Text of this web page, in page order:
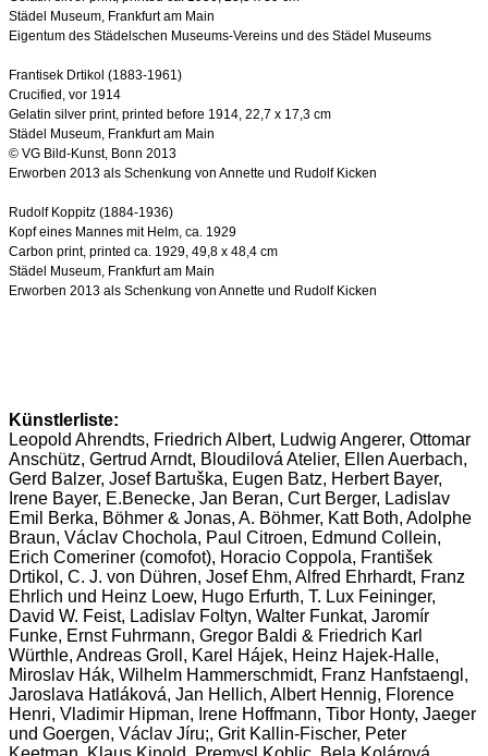
Städel Museum, Frankfurt am Main
Eigentum des Städelschen Museums-Vereins und des Städel Museums
Frantisek Drtikol (1883-1961)
Crucified, vor 1914
Gelatin silver print, printed before 1914, 22,7 x 17,3 cm
Städel Museum, Frankfurt am Main
© VG Bild-Kunst, Bonn 2013
Erworben 2013 als Schenkung von Annette und Rudolf Kicken
Rudolf Koppitz (1884-1936)
Kopf eines Mannes mit Helm, ca. 1929
Carbon print, printed ca. 1929, 49,8 x 48,4 cm
Städel Museum, Frankfurt am Main
Erworben 2013 als Schenkung von Annette und Rudolf Kicken
Künstlerliste:
Leopold Ahrendts, Friedrich Albert, Ludwig Angerer, Ottomar
Anschütz, Gertrud Arndt, Bloudilová Atelier, Ellen Auerbach,
Gerd Balzer, Josef Bartuška, Eugen Batz, Herbert Bayer,
Irene Bayer, E.Benecke, Jan Beran, Curt Berger, Ladislav
Emil Berka, Böhmer & Jonas, A. Böhmer, Katt Both, Adolphe
Braun, Václav Chochola, Paul Citroen, Edmund Collein,
Erich Comeriner (comofot), Horacio Coppola, František
Drtikol, C. J. von Dühren, Josef Ehm, Alfred Ehrhardt, Franz
Ehrlich und Heinz Loew, Hugo Erfurth, T. Lux Feininger,
David W. Feist, Ladislav Foltyn, Walter Funkat, Jaromír
Funke, Ernst Fuhrmann, Gregor Baldi & Friedrich Karl
Würthle, Andreas Groll, Karel Hájek, Heinz Hajek-Halle,
Miroslav Hák, Wilhelm Hammerschmidt, Franz Hanfstaengl,
Jaroslava Hatláková, Jan Hellich, Albert Hennig, Florence
Henri, Vladimir Hipman, Irene Hoffmann, Tibor Honty, Jaeger
und Goergen, Václav Jíru;, Grit Kallin-Fischer, Peter